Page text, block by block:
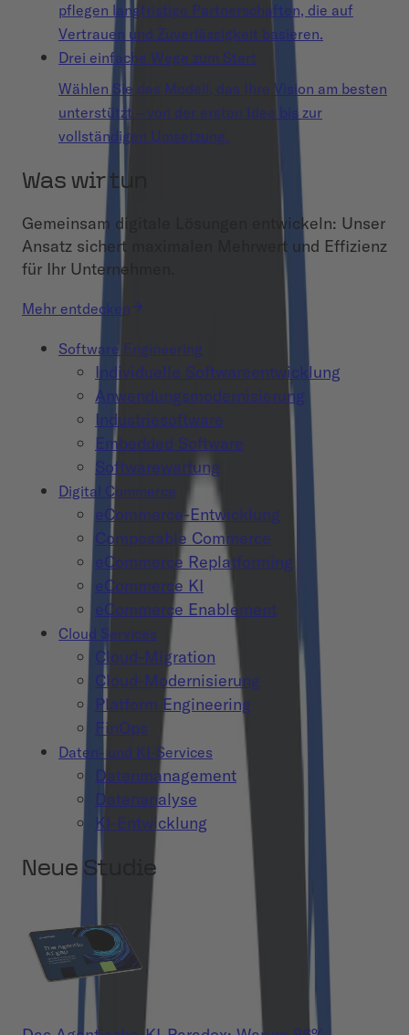
pflegen langfristige Partnerschaften, die auf
Vertrauen und Zuverlässigkeit basieren.
Drei einfache Wege zum Start
Wählen Sie das Modell, das Ihre Vision am besten
unterstützt – von der ersten Idee bis zur
vollständigen Umsetzung.
Was wir tun
Gemeinsam digitale Lösungen entwickeln: Unser
Ansatz sichert maximalen Mehrwert und Effizienz
für Ihr Unternehmen.
Mehr entdecken
Software Engineering
Individuelle Softwareentwicklung
Anwendungsmodernisierung
Industriesoftware
Embedded Software
Softwarewartung
Digital Commerce
eCommerce-Entwicklung
Composable Commerce
eCommerce Replatforming
eCommerce KI
eCommerce Enablement
Cloud Services
Cloud-Migration
Cloud-Modernisierung
Platform Engineering
FinOps
Daten- und KI-Services
Datenmanagement
Datenanalyse
KI-Entwicklung
Neue Studie